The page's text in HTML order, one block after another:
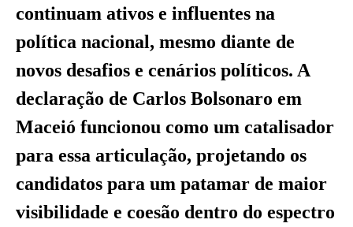
continuam ativos e influentes na
política nacional, mesmo diante de
novos desafios e cenários políticos. A
declaração de Carlos Bolsonaro em
Maceió funcionou como um catalisador
para essa articulação, projetando os
candidatos para um patamar de maior
visibilidade e coesão dentro do espectro